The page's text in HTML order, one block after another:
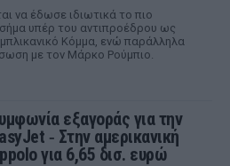
να έδωσε ιδιωτικά το πιο
υπέρ του αντιπροέδρου ως
Κόμμα, ενώ παράλληλα
με τον Μάρκο Ρούμπιο.
εξαγοράς για την
‑ Στην αμερικανική
για 6,65 δισ. ευρώ